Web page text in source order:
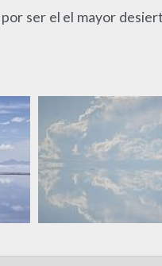
ser el el mayor